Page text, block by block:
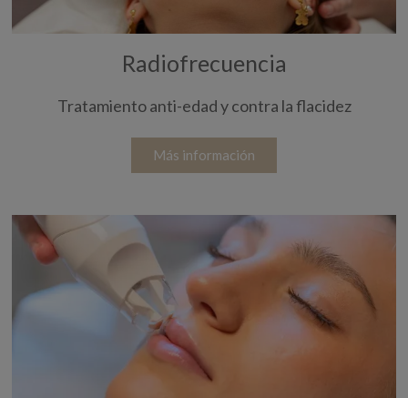
Radiofrecuencia
Tratamiento anti-edad y contra la flacidez
Más información